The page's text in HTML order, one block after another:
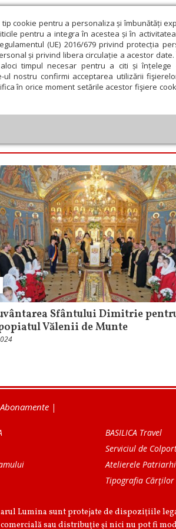
cookie pentru a personaliza și îmbunătăți
pentru a integra în acestea și în
(UE) 2016/679 privind protecția
și privind libera circulație a acestor
timpul necesar pentru a citi și înțelege
ul nostru confirmi acceptarea utilizării
în orice moment setările acestor fişiere
Educaţie și Cultură
Sfântului Dimitrie
Vălenii de Munte
Abonamente |
BASILICA Travel
Serviciul de
Atelierele
Tipografia Cărţilor
Lumina sunt protejate de dispoziţiile
sau distribuţie şi nici nu pot fi